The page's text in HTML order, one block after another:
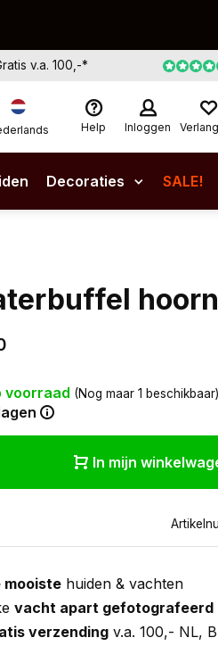
v.a. 100,-*
Help Inloggen
Decoraties SALE!
voorraad (Nog maar 1 beschikbaar)
In mijn
mooiste huiden & vachten
vacht apart gefotografeerd
verzending v.a. 100,- NL,